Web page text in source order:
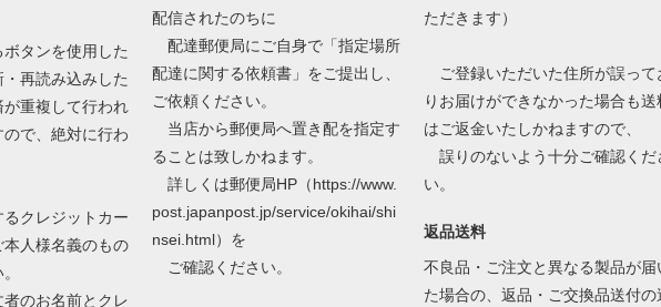
タンを使用した
再読み込みした
が重複して行われ
で、絶対に行わ
クレジットカー
本人様名義のもの
者のお名前とクレ
配信されたのちに
配達郵便局にご自身で「指定場所
配達に関する依頼書」をご提出し、
ご依頼ください。
当店から郵便局へ置き配を指定す
ることは致しかねます。
詳しくは郵便局HP（https://www.
post.japanpost.jp/service/okihai/shi
nsei.html）を
ご確認ください。
ただきます）
ご登録いただいた住所が誤って
りお届けができなかった場合も送
はご返金いたしかねますので、
誤りのないよう十分ご確認くだ
い。
返品送料
不良品・ご注文と異なる製品が届
た場合の、返品・ご交換品送付の